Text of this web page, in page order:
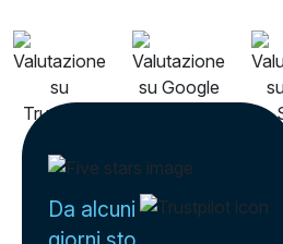
Da alcuni